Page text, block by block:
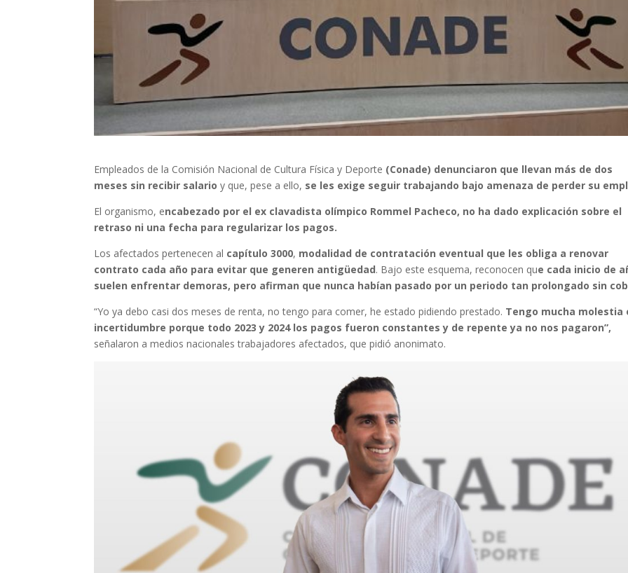
Empleados de la Comisión Nacional de Cultura Física y Deporte (Conade) denunciaron que llevan más de dos
meses sin recibir salarioy que, pese a ello, se les exige seguir trabajando bajo amenaza de perder su
El organismo, encabezado por el ex clavadista olímpico Rommel Pacheco, no ha dado explicación sobre el
retraso ni una fecha para regularizar los pagos.
Los afectados pertenecen al capítulo 3000, modalidad de contratación eventual que les obliga a renovar
contrato cada año para evitar que generen antigüedad. Bajo este esquema, reconocen que cada inicio de
suelen enfrentar demoras, pero afirman que nunca habían pasado por un periodo tan prolongado sin
“Yo ya debo casi dos meses de renta, no tengo para comer, he estado pidiendo prestado. Tengo mucha molestia
incertidumbre porque todo 2023 y 2024 los pagos fueron constantes y de repente ya no nos pagaron”,
señalaron a medios nacionales trabajadores afectados, que pidió anonimato.